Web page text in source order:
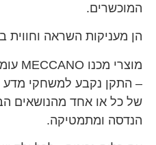
המוכשרים.
הן מעניקות השראה וחווית
– התקן נקבע למשחקי מדע
של כל או אחד מהנושאים
הנדסה ומתמטיקה.